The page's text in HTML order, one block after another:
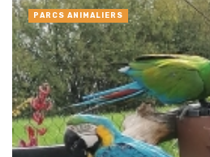
PARCS ANIMALIERS